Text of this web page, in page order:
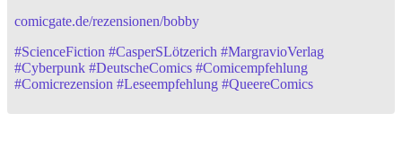
comicgate.de/rezensionen/bobby
#ScienceFiction #CasperSLötzerich #MargravioVerlag
#Cyberpunk #DeutscheComics #Comicempfehlung
#Comicrezension #Leseempfehlung #QueereComics